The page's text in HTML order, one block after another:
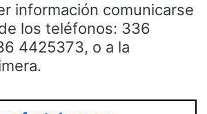
información comunicarse
los teléfonos: 336
4425373, o a la